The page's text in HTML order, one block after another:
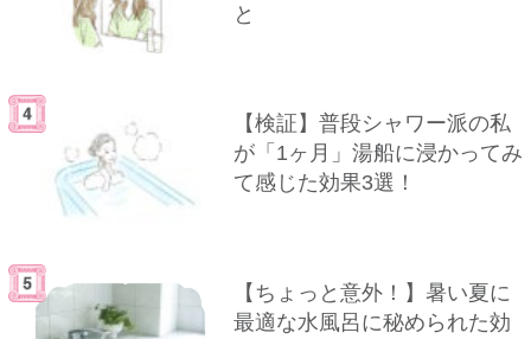
と
【検証】普段シャワー派の私
が「1ヶ月」湯船に浸かってみ
て感じた効果3選！
【ちょっと意外！】暑い夏に
最適な水風呂に秘められた効